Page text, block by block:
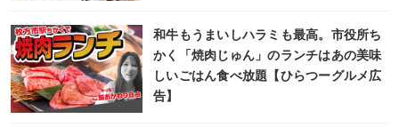
和牛もうまいしハラミも最高。市役所ち
かく「焼肉じゅん」のランチはあの美味
しいごはん食べ放題【ひらつーグルメ広
告】